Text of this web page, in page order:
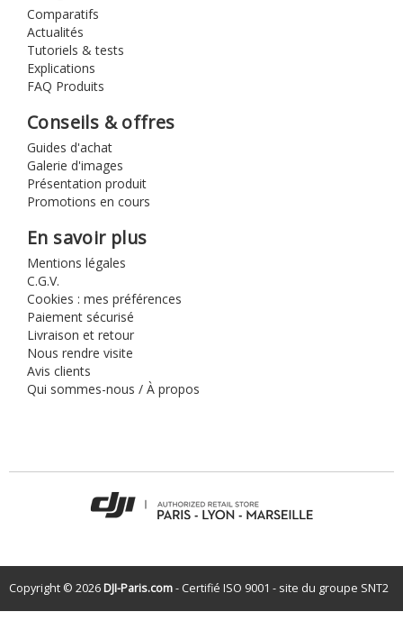
Comparatifs
Actualités
Tutoriels & tests
Explications
FAQ Produits
Conseils & offres
Guides d'achat
Galerie d'images
Présentation produit
Promotions en cours
En savoir plus
Mentions légales
C.G.V.
Cookies : mes préférences
Paiement sécurisé
Livraison et retour
Nous rendre visite
Avis clients
Qui sommes-nous / À propos
Copyright © 2026DJI-Paris.com- Certifié ISO 9001 - site du groupe SNT2